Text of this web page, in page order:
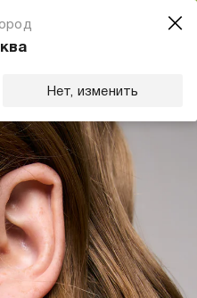
Нет, изменить
тебя